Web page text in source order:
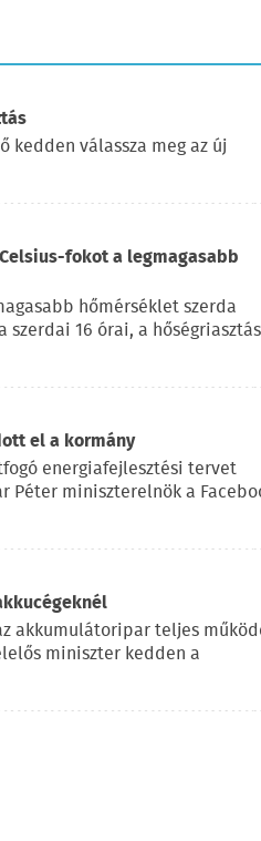
kedden válassza meg az új
fokot a legmagasabb
hőmérséklet szerda
16 órai, a
el a kormány
energiafejlesztési tervet
Péter miniszterelnök a
akkumulátoripar teljes
miniszter kedden a